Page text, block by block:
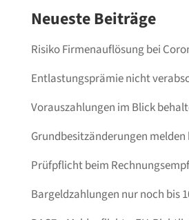
Neueste Beiträge
Risiko Firmenauflösung bei
Entlastungsprämie nicht
Vorauszahlungen im Blick
Grundbesitzänderungen melden
Prüfpflicht beim
Bargeldzahlungen nur noch bis